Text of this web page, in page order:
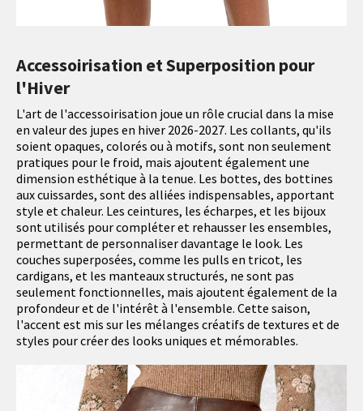
Accessoirisation et Superposition pour
l'Hiver
L'art de l'accessoirisation joue un rôle crucial dans la mise
en valeur des jupes en hiver 2026-2027. Les collants, qu'ils
soient opaques, colorés ou à motifs, sont non seulement
pratiques pour le froid, mais ajoutent également une
dimension esthétique à la tenue. Les bottes, des bottines
aux cuissardes, sont des alliées indispensables, apportant
style et chaleur. Les ceintures, les écharpes, et les bijoux
sont utilisés pour compléter et rehausser les ensembles,
permettant de personnaliser davantage le look. Les
couches superposées, comme les pulls en tricot, les
cardigans, et les manteaux structurés, ne sont pas
seulement fonctionnelles, mais ajoutent également de la
profondeur et de l'intérêt à l'ensemble. Cette saison,
l'accent est mis sur les mélanges créatifs de textures et de
styles pour créer des looks uniques et mémorables.